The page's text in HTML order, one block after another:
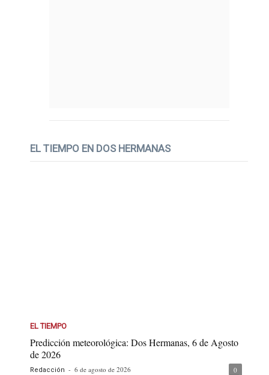
EL TIEMPO EN DOS HERMANAS
EL TIEMPO
Predicción meteorológica: Dos Hermanas, 6 de Agosto
de 2026
Redacción - 6 de agosto de 2026 0